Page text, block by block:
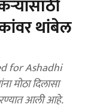
थांबेल
for Ashadhi
मोठा दिलासा
आली आहे.